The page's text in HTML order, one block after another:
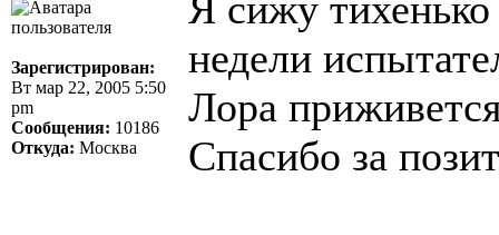
Зарегистрирован:
Вт мар 22, 2005 5:50
pm
Сообщения: 10186
Откуда: Москва
недели
Лора
Спасибо за